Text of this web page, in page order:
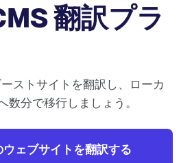
翻訳プラ
ストサイトを翻訳し、ローカ
数分で移行しましょう。
ウェブサイトを翻訳する